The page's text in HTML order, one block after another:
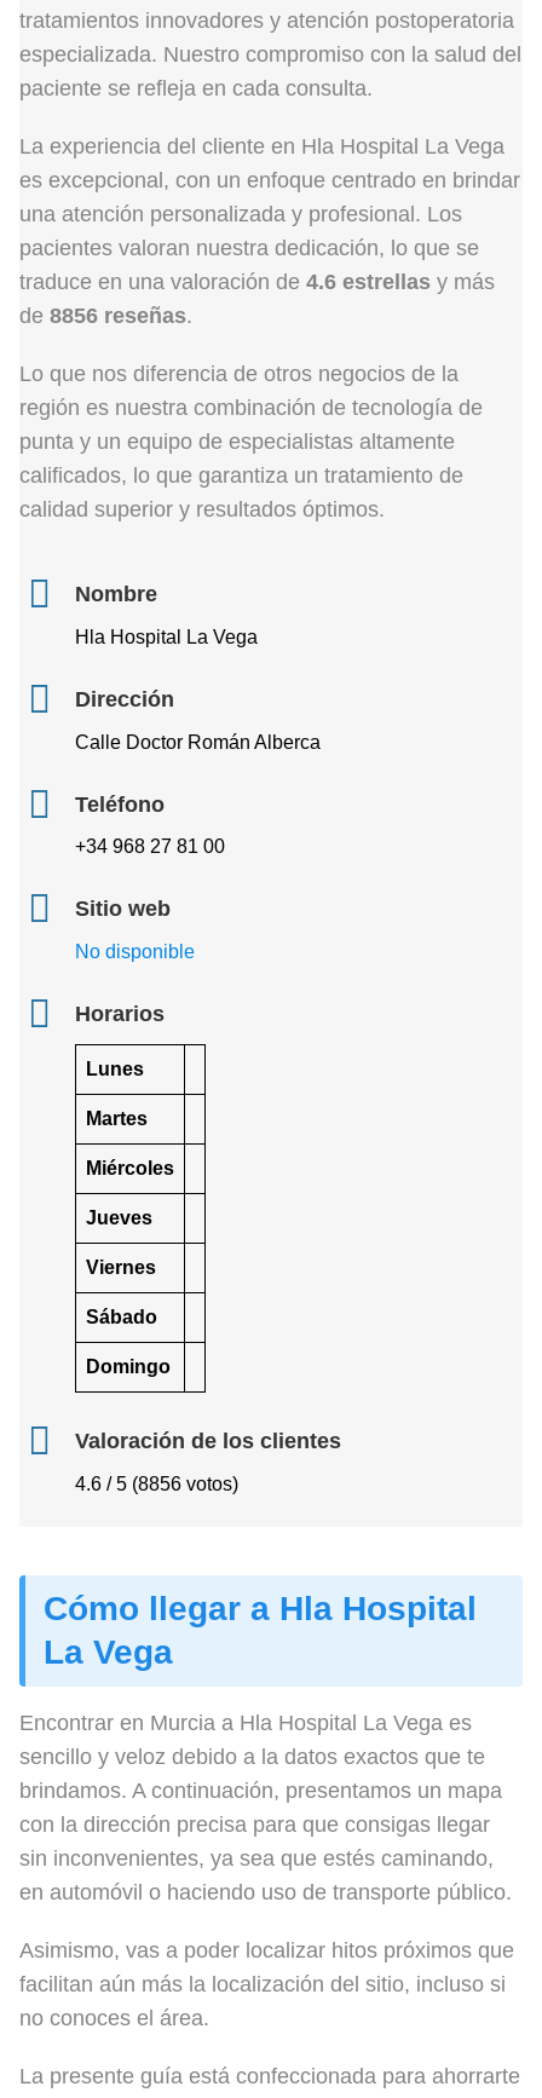
tratamientos innovadores y atención postoperatoria
especializada. Nuestro compromiso con la salud del
paciente se refleja en cada consulta.
La experiencia del cliente en Hla Hospital La Vega
es excepcional, con un enfoque centrado en brindar
una atención personalizada y profesional. Los
pacientes valoran nuestra dedicación, lo que se
traduce en una valoración de 4.6 estrellas y más
de 8856 reseñas.
Lo que nos diferencia de otros negocios de la
región es nuestra combinación de tecnología de
punta y un equipo de especialistas altamente
calificados, lo que garantiza un tratamiento de
calidad superior y resultados óptimos.
Nombre
Hla Hospital La Vega
Dirección
Calle Doctor Román Alberca
Teléfono
+34 968 27 81 00
Sitio web
No disponible
Horarios
Lunes
Martes
Miércoles
Jueves
Viernes
Sábado
Domingo
Valoración de los clientes
4.6 / 5 (8856 votos)
Cómo llegar a Hla Hospital
La Vega
Encontrar en Murcia a Hla Hospital La Vega es
sencillo y veloz debido a la datos exactos que te
brindamos. A continuación, presentamos un mapa
con la dirección precisa para que consigas llegar
sin inconvenientes, ya sea que estés caminando,
en automóvil o haciendo uso de transporte público.
Asimismo, vas a poder localizar hitos próximos que
facilitan aún más la localización del sitio, incluso si
no conoces el área.
La presente guía está confeccionada para ahorrarte